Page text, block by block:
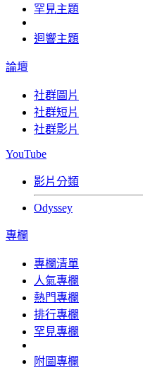
罕見主題
迴響主題
論壇
社群圖片
社群短片
社群影片
YouTube
影片分類
Odyssey
專欄
專欄清單
人氣專欄
熱門專欄
排行專欄
罕見專欄
附圖專欄